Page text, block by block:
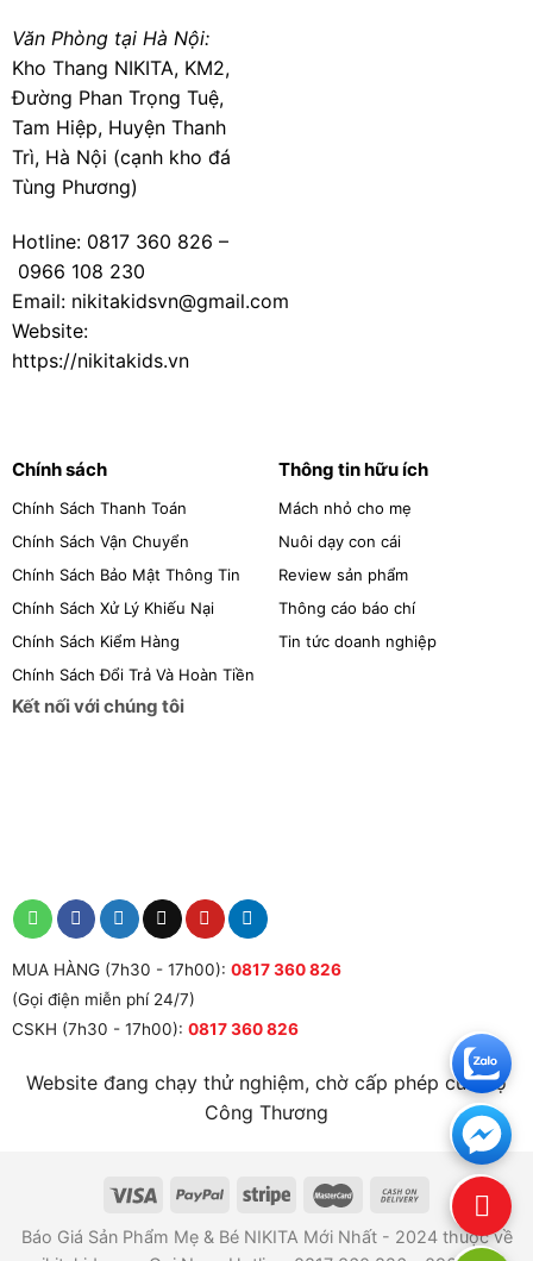
Văn Phòng tại Hà Nội:
Kho Thang NIKITA, KM2,
Đường Phan Trọng Tuệ,
Tam Hiệp, Huyện Thanh
Trì, Hà Nội (cạnh kho đá
Tùng Phương)
Hotline: 0817 360 826 –
0966 108 230
Email: nikitakidsvn@gmail.com
Website:
https://nikitakids.vn
Chính sách
Chính Sách Thanh Toán
Chính Sách Vận Chuyển
Chính Sách Bảo Mật Thông Tin
Chính Sách Xử Lý Khiếu Nại
Chính Sách Kiểm Hàng
Chính Sách Đổi Trả Và Hoàn Tiền
Thông tin hữu ích
Mách nhỏ cho mẹ
Nuôi dạy con cái
Review sản phẩm
Thông cáo báo chí
Tin tức doanh nghiệp
Kết nối với chúng tôi
MUA HÀNG (7h30 - 17h00): 0817 360 826
(Gọi điện miễn phí 24/7)
CSKH (7h30 - 17h00): 0817 360 826
Website đang chạy thử nghiệm, chờ cấp phép của Bộ
Công Thương
Báo Giá Sản Phẩm Mẹ & Bé NIKITA Mới Nhất - 2024 thuộc về